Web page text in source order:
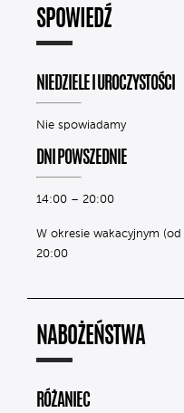
SPOWIEDŹ
NIEDZIELE I UROCZYSTOŚCI
Nie spowiadamy
DNI POWSZEDNIE
14:00 – 20:00
W okresie wakacyjnym
20:00
NABOŻEŃSTWA
RÓŻANIEC